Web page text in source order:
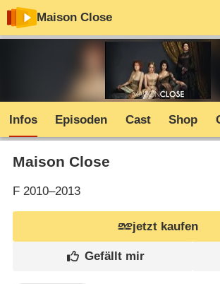
Maison Close
Infos Episoden Cast Shop
Maison Close
F2010–2013
jetzt kaufen